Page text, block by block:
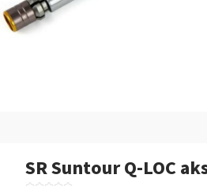
SR Suntour Q-LOC